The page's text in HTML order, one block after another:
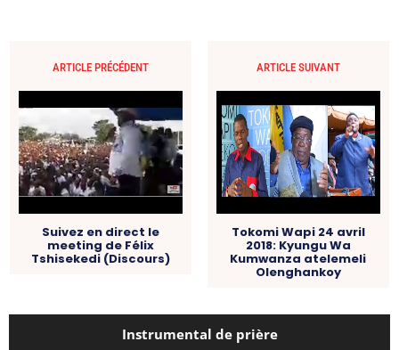
ARTICLE PRÉCÉDENT
Suivez en direct le
meeting de Félix
Tshisekedi (Discours)
ARTICLE SUIVANT
Tokomi Wapi 24 avril
2018: Kyungu Wa
Kumwanza atelemeli
Olenghankoy
Instrumental de prière